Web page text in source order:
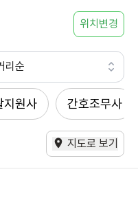
위치변경
리순
지원사 간호조무사
지도로 보기